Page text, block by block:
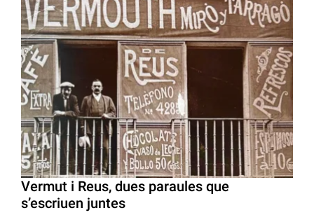
Vermut i Reus, dues paraules que
s’escriuen juntes